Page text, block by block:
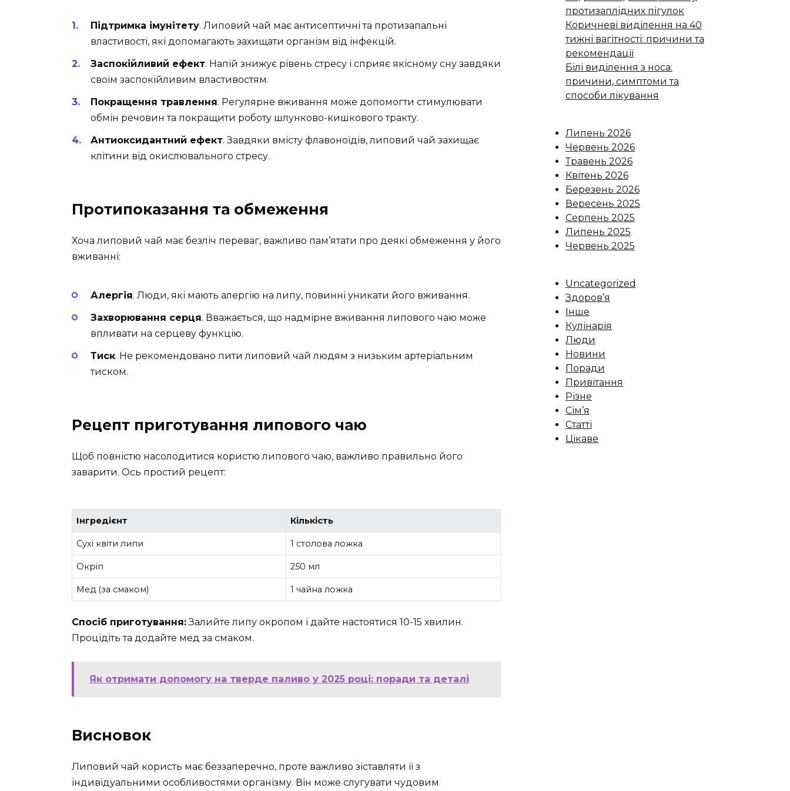
Підтримка імунітету. Липовий чай має антисептичні та протизапальні
властивості, які допомагають захищати організм від інфекцій.
Заспокійливий ефект. Напій знижує рівень стресу і сприяє якісному сну завдяки
своїм заспокійливим властивостям.
Покращення травлення. Регулярне вживання може допомогти стимулювати
обмін речовин та покращити роботу шлунково-кишкового тракту.
Антиоксидантний ефект. Завдяки вмісту флавоноїдів, липовий чай захищає
клітини від окислювального стресу.
Протипоказання та обмеження
Хоча липовий чай має безліч переваг, важливо пам’ятати про деякі обмеження у його
вживанні:
Алергія. Люди, які мають алергію на липу, повинні уникати його вживання.
Захворювання серця. Вважається, що надмірне вживання липового чаю може
впливати на серцеву функцію.
Тиск. Не рекомендовано пити липовий чай людям з низьким артеріальним
тиском.
Рецепт приготування липового чаю
Щоб повністю насолодитися користю липового чаю, важливо правильно його
заварити. Ось простий рецепт:
Інгредієнт Кількість
Сухі квіти липи 1 столова ложка
Окріп 250 мл
Мед (за смаком) 1 чайна ложка
Спосіб приготування:Залийте липу окропом і дайте настоятися 10-15 хвилин.
Процідіть та додайте мед за смаком.
Як отримати допомогу на тверде паливо у 2025 році: поради та деталі
Висновок
Липовий чай користь має беззаперечно, проте важливо зіставляти її з
індивідуальними особливостями організму. Він може слугувати чудовим
протизаплідних пігулок
Коричневі виділення на 40
тижні вагітності: причини та
рекомендації
Білі виділення з носа:
причини, симптоми та
способи лікування
Липень 2026
Червень 2026
Травень 2026
Квітень 2026
Березень 2026
Вересень 2025
Серпень 2025
Липень 2025
Червень 2025
Uncategorized
Здоров’я
Інше
Кулінарія
Люди
Новини
Поради
Привітання
Різне
Сім’я
Статті
Цікаве